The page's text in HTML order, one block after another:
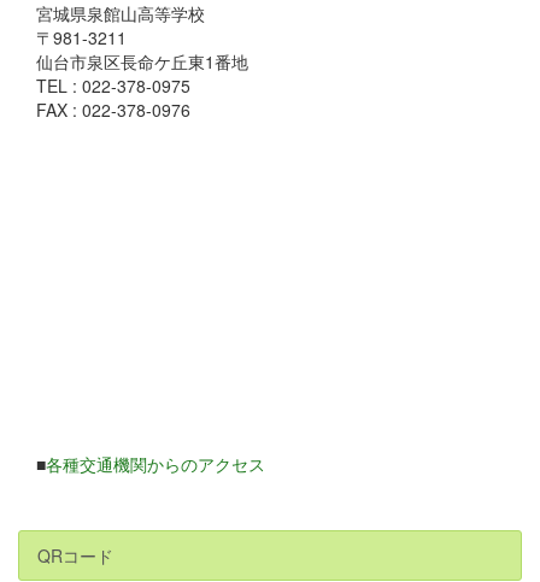
宮城県泉館山高等学校
〒981-3211
仙台市泉区長命ケ丘東1番地
TEL : 022-378-0975
FAX : 022-378-0976
■各種交通機関からのアクセス
QRコード